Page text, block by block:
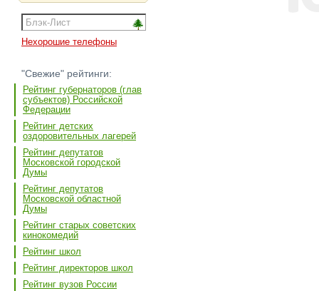
Нехорошие телефоны
"Свежие" рейтинги:
Рейтинг губернаторов (глав
субъектов) Российской
Федерации
Рейтинг детских
оздоровительных лагерей
Рейтинг депутатов
Московской городской
Думы
Рейтинг депутатов
Московской областной
Думы
Рейтинг старых советских
кинокомедий
Рейтинг школ
Рейтинг директоров школ
Рейтинг вузов России